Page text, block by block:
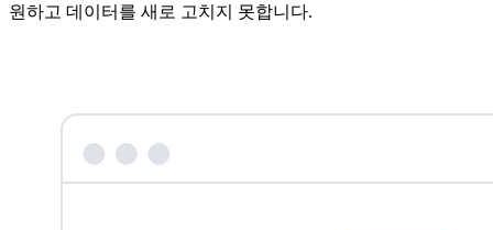
원하고 데이터를 새로 고치지 못합니다.